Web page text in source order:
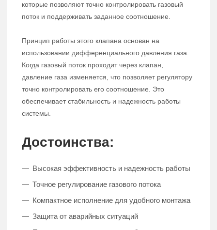
которые позволяют точно контролировать газовый
поток и поддерживать заданное соотношение.
Принцип работы этого клапана основан на
использовании дифференциального давления газа.
Когда газовый поток проходит через клапан,
давление газа изменяется, что позволяет регулятору
точно контролировать его соотношение. Это
обеспечивает стабильность и надежность работы
системы.
Достоинства:
Высокая эффективность и надежность работы
Точное регулирование газового потока
Компактное исполнение для удобного монтажа
Защита от аварийных ситуаций